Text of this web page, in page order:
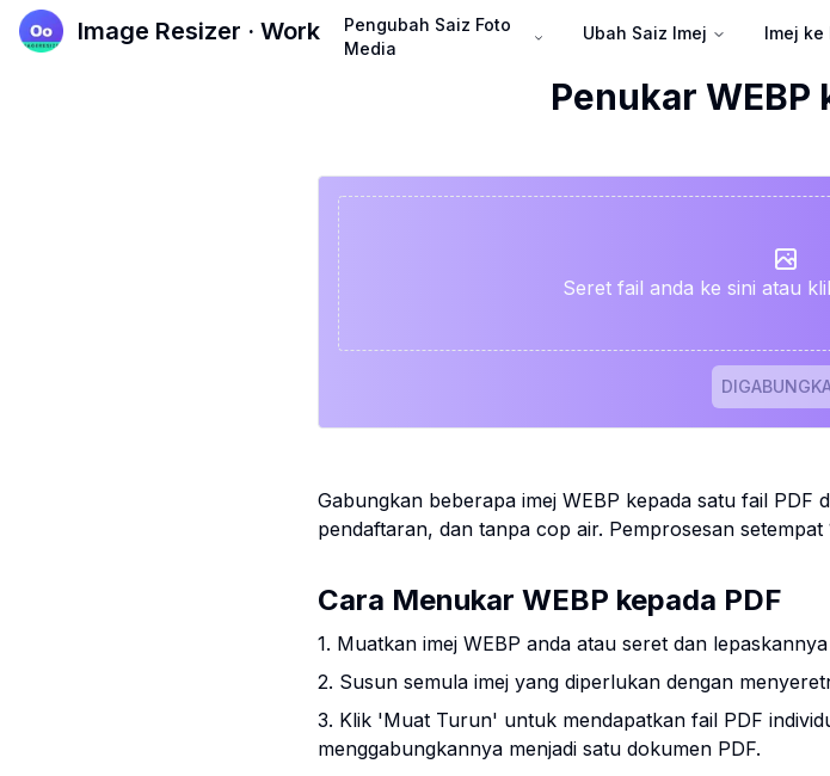
Image Resizer · Work
Pengubah Saiz Foto
Media
Ubah Saiz Imej Imej ke
Penukar WEBP
Seret fail anda ke sini atau
Gabungkan beberapa imej WEBP kepada satu fail PDF
pendaftaran, dan tanpa cop air. Pemprosesan setempat
Cara Menukar WEBP kepada PDF
1. Muatkan imej WEBP anda atau seret dan
2. Susun semula imej yang diperlukan dengan
3. Klik 'Muat Turun' untuk mendapatkan fail PDF
menggabungkannya menjadi satu dokumen PDF.